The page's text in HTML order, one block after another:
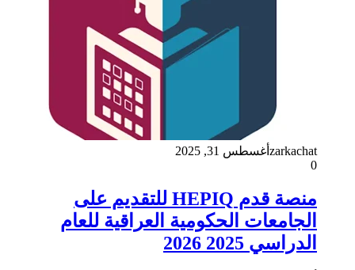
zarkachat أغسطس 31, 2025
0
منصة قدم HEPIQ للتقديم على
الجامعات الحكومية العراقية للعام
الدراسي 2025 2026